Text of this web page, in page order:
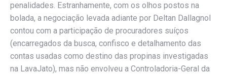
penalidades. Estranhamente, com os olhos postos na
bolada, a negociação levada adiante por Deltan Dallagnol
contou com a participação de procuradores suíços
(encarregados da busca, confisco e detalhamento das
contas usadas como destino das propinas investigadas
na LavaJato), mas não envolveu a Controladoria-Geral da